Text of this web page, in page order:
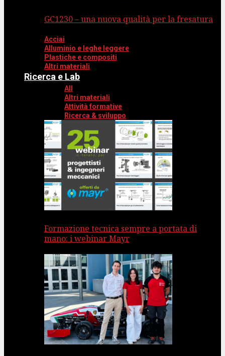
GC1230 – una nuova qualità per la fresatura
Acciai
Alluminio e leghe leggere
Plastiche e compositi
Altri materiali
Ricerca e Lab
All
Altri materiali
Attività formative
Ricerca & sviluppo
Formazione tecnica sempre a portata di
mano: i webinar Mayr